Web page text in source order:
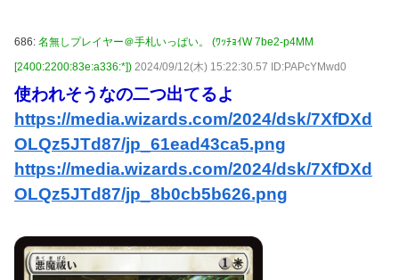
686: 名無しプレイヤー＠手札いっぱい。 (ﾜｯﾁｮｲW 7be2-p4MM
[2400:2200:83e:a336:*]) 2024/09/12(木) 15:22:30.57 ID:PAPcYMwd0
使われそうなの二つ出てるよ
https://media.wizards.com/2024/dsk/7XfDXd
OLQz5JTd87/jp_61ead43ca5.png
https://media.wizards.com/2024/dsk/7XfDXd
OLQz5JTd87/jp_8b0cb5b626.png